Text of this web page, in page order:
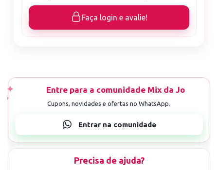
Faça login e avalie!
Precisa de ajuda?